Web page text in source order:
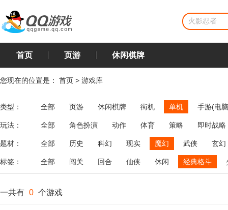
首页 页游 休闲棋牌
您现在的位置是： 首页 > 游戏库
类型： 全部 页游 休闲棋牌 街机 单机 手游(电
玩法： 全部 角色扮演 动作 体育 策略
即时战略
飞行
恋爱 第三人称射击 棋类 牌类 麻将
题材： 全部 历史 科幻 现实 魔幻 武侠 玄幻
标签： 全部 闯关 回合 仙侠 休闲 经典格斗
一共有 0 个游戏